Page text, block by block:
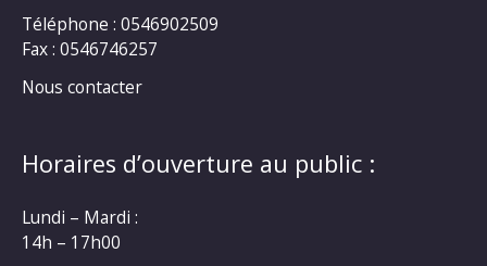
Téléphone : 0546902509
Fax : 0546746257
Nous contacter
Horaires d’ouverture au public :
Lundi – Mardi :
14h – 17h00